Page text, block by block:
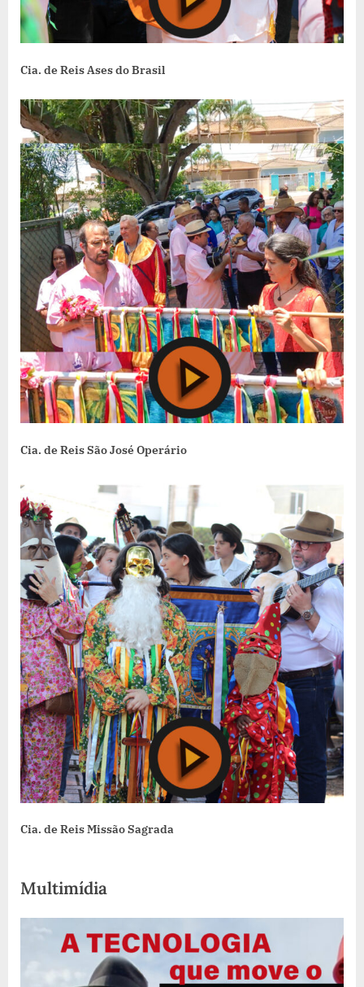
Cia. de Reis Ases do Brasil
Cia. de Reis São José Operário
Cia. de Reis Missão Sagrada
Multimídia